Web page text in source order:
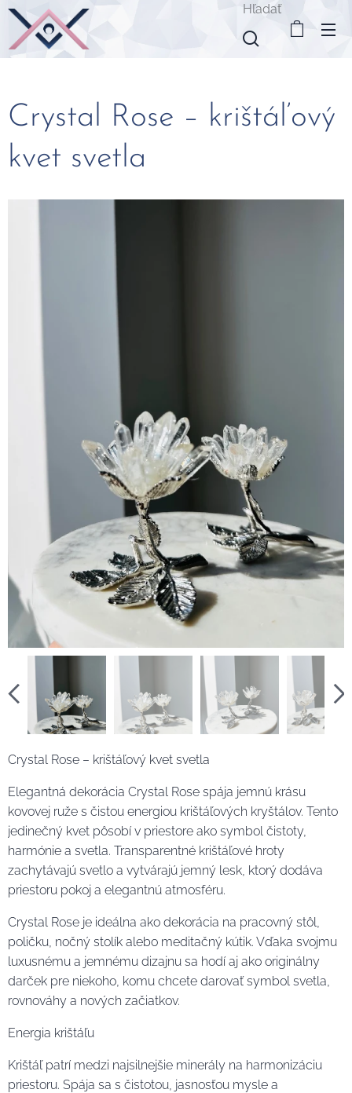
Hľadať
Crystal Rose – krištáľový
kvet svetla
Crystal Rose – krištáľový kvet svetla
Elegantná dekorácia Crystal Rose spája jemnú krásu
kovovej ruže s čistou energiou krištáľových kryštálov. Tento
jedinečný kvet pôsobí v priestore ako symbol čistoty,
harmónie a svetla. Transparentné krištáľové hroty
zachytávajú svetlo a vytvárajú jemný lesk, ktorý dodáva
priestoru pokoj a elegantnú atmosféru.
Crystal Rose je ideálna ako dekorácia na pracovný stôl,
poličku, nočný stolík alebo meditačný kútik. Vďaka svojmu
luxusnému a jemnému dizajnu sa hodí aj ako originálny
darček pre niekoho, komu chcete darovať symbol svetla,
rovnováhy a nových začiatkov.
Energia krištáľu
Krištáľ patrí medzi najsilnejšie minerály na harmonizáciu
priestoru. Spája sa s čistotou, jasnosťou mysle a